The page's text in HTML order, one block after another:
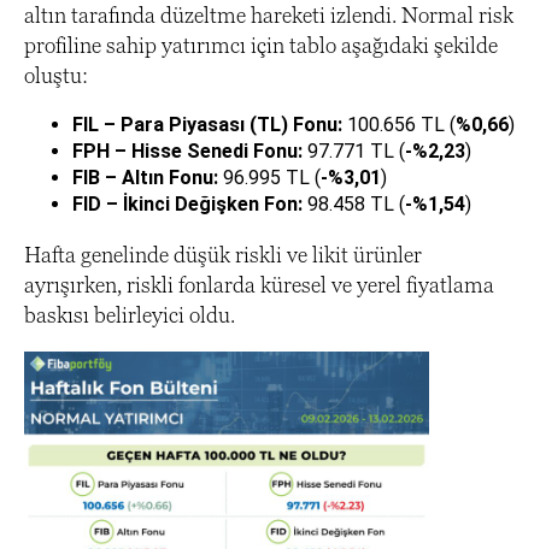
altın tarafında düzeltme hareketi izlendi. Normal risk
profiline sahip yatırımcı için tablo aşağıdaki şekilde
oluştu:
FIL – Para Piyasası (TL) Fonu: 100.656 TL (%0,66)
FPH – Hisse Senedi Fonu: 97.771 TL (-%2,23)
FIB – Altın Fonu: 96.995 TL (-%3,01)
FID – İkinci Değişken Fon: 98.458 TL (-%1,54)
Hafta genelinde düşük riskli ve likit ürünler
ayrışırken, riskli fonlarda küresel ve yerel fiyatlama
baskısı belirleyici oldu.